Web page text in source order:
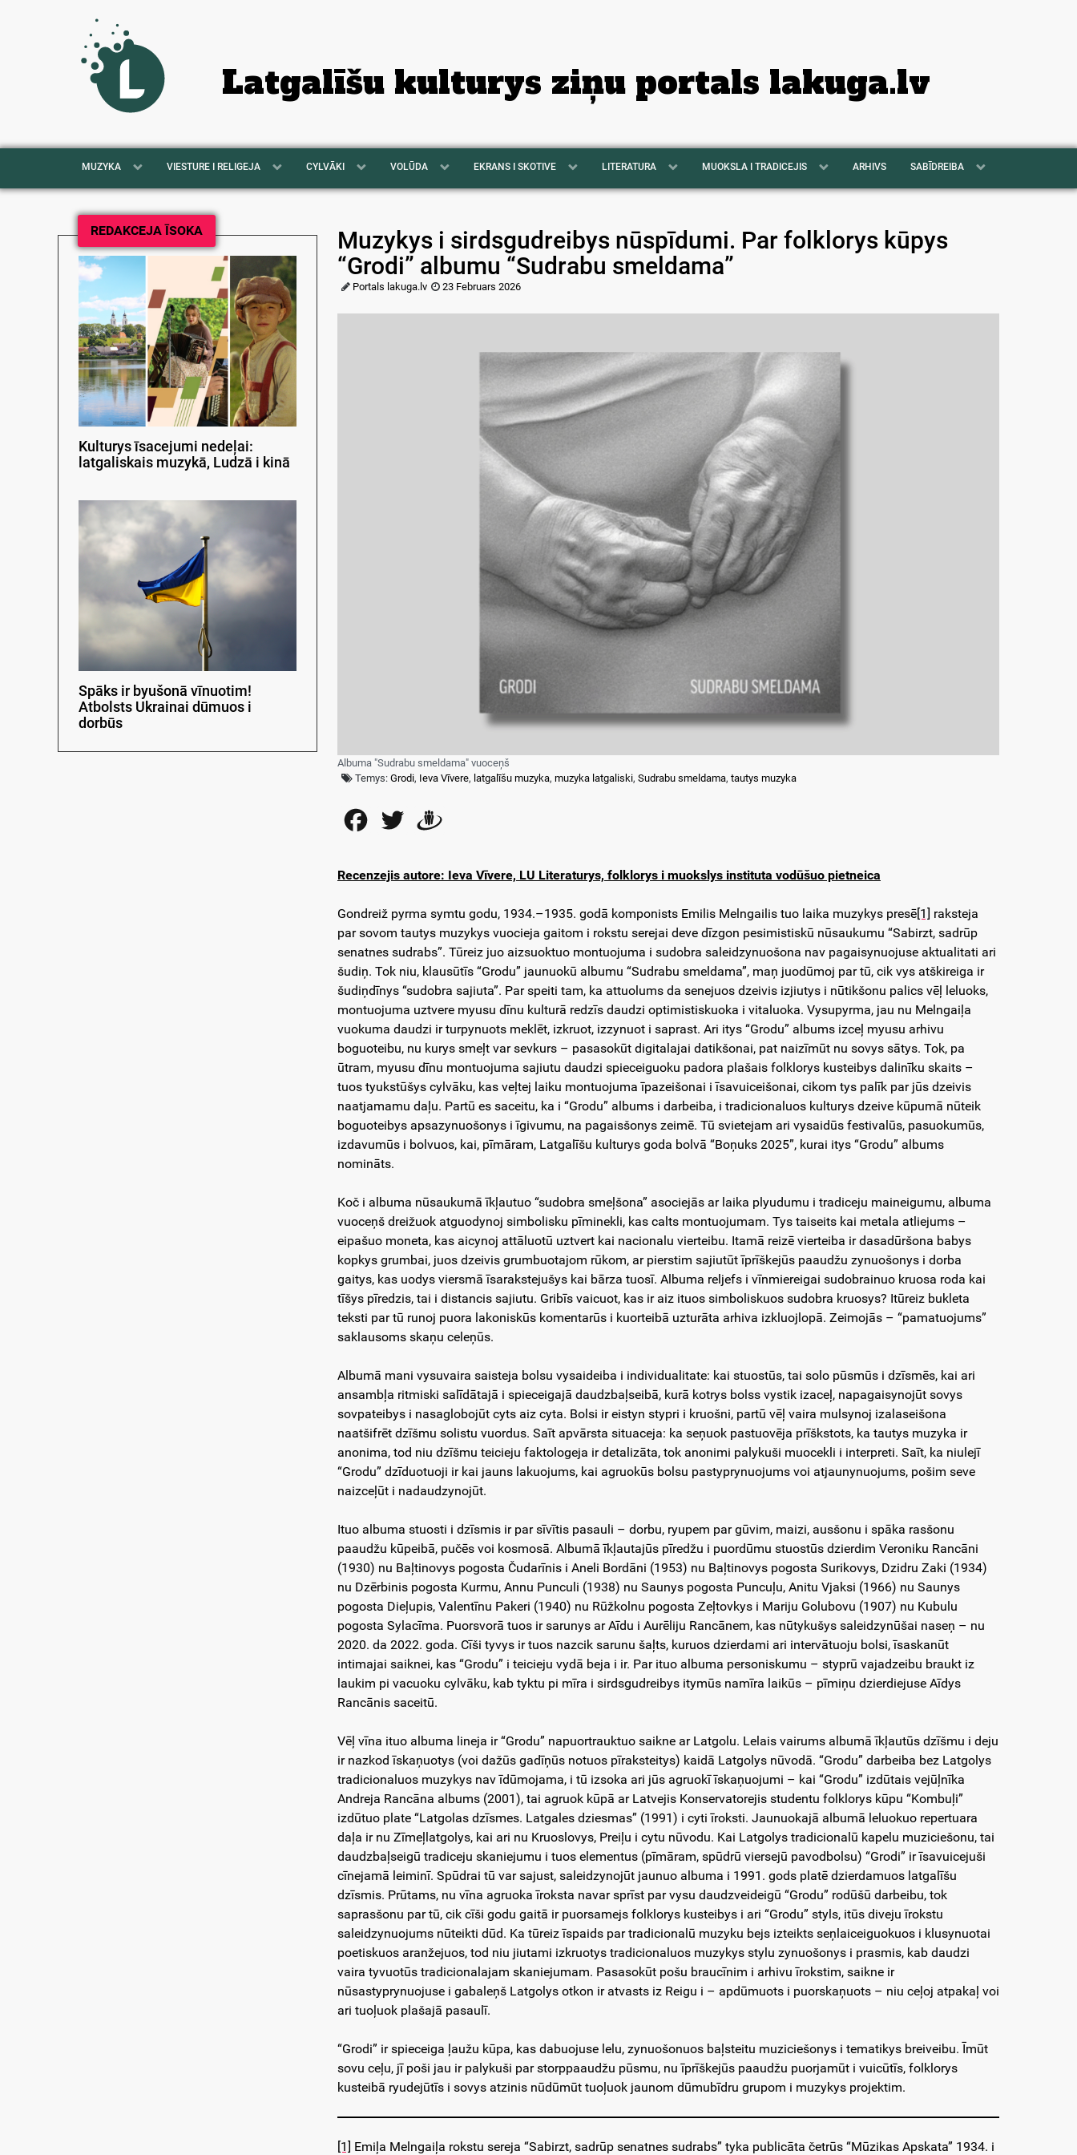
Latgalīšu kulturys ziņu portals lakuga.lv
MUZYKA VIESTURE I RELIGEJA CYLVĀKI VOLŪDA EKRANS I SKOTIVE LITERATURA MUOKSLA I TRADICEJIS ARHIVS SABĪDREIBA
REDAKCEJA ĪSOKA
Kulturys īsacejumi nedeļai:
latgaliskais muzykā, Ludzā i kinā
Spāks ir byušonā vīnuotim!
Atbolsts Ukrainai dūmuos i
dorbūs
Muzykys i sirdsgudreibys nūspīdumi. Par folklorys kūpys
“Grodi” albumu “Sudrabu smeldama”
Portals lakuga.lv 23 Februars 2026
Albuma "Sudrabu smeldama" vuoceņš
Temys: Grodi, Ieva Vīvere, latgalīšu muzyka, muzyka latgaliski, Sudrabu smeldama, tautys muzyka
FacebookTwitter
Recenzejis autore: Ieva Vīvere, LU Literaturys, folklorys i muokslys instituta vodūšuo pietneica
Gondreiž pyrma symtu godu, 1934.–1935. godā komponists Emilis Melngailis tuo laika muzykys presē[1] raksteja
par sovom tautys muzykys vuocieja gaitom i rokstu serejai deve dīzgon pesimistiskū nūsaukumu “Sabirzt, sadrūp
senatnes sudrabs”. Tūreiz juo aizsuoktuo montuojuma i sudobra saleidzynuošona nav pagaisynuojuse aktualitati ari
šudiņ. Tok niu, klausūtīs “Grodu” jaunuokū albumu “Sudrabu smeldama”, maņ juodūmoj par tū, cik vys atškireiga ir
šudiņdīnys “sudobra sajiuta”. Par speiti tam, ka attuolums da senejuos dzeivis izjiutys i nūtikšonu palics vēļ leluoks,
montuojuma uztvere myusu dīnu kulturā redzīs daudzi optimistiskuoka i vitaluoka. Vysupyrma, jau nu Melngaiļa
vuokuma daudzi ir turpynuots meklēt, izkruot, izzynuot i saprast. Ari itys “Grodu” albums izceļ myusu arhivu
boguoteibu, nu kurys smeļt var sevkurs – pasasokūt digitalajai datikšonai, pat naizīmūt nu sovys sātys. Tok, pa
ūtram, myusu dīnu montuojuma sajiutu daudzi spieceiguoku padora plašais folklorys kusteibys dalinīku skaits –
tuos tyukstūšys cylvāku, kas veļtej laiku montuojuma īpazeišonai i īsavuiceišonai, cikom tys palīk par jūs dzeivis
naatjamamu daļu. Partū es saceitu, ka i “Grodu” albums i darbeiba, i tradicionaluos kulturys dzeive kūpumā nūteik
boguoteibys apsazynuošonys i īgivumu, na pagaisšonys zeimē. Tū svietejam ari vysaidūs festivalūs, pasuokumūs,
izdavumūs i bolvuos, kai, pīmāram, Latgalīšu kulturys goda bolvā “Boņuks 2025”, kurai itys “Grodu” albums
nomināts.
Koč i albuma nūsaukumā īkļautuo “sudobra smeļšona” asociejās ar laika plyudumu i tradiceju maineigumu, albuma
vuoceņš dreižuok atguodynoj simbolisku pīminekli, kas calts montuojumam. Tys taiseits kai metala atliejums –
eipašuo moneta, kas aicynoj attāluotū uztvert kai nacionalu vierteibu. Itamā reizē vierteiba ir dasadūršona babys
kopkys grumbai, juos dzeivis grumbuotajom rūkom, ar pierstim sajiutūt īprīškejūs paaudžu zynuošonys i dorba
gaitys, kas uodys viersmā īsarakstejušys kai bārza tuosī. Albuma reljefs i vīnmiereigai sudobrainuo kruosa roda kai
tīšys pīredzis, tai i distancis sajiutu. Gribīs vaicuot, kas ir aiz ituos simboliskuos sudobra kruosys? Itūreiz bukleta
teksti par tū runoj puora lakoniskūs komentarūs i kuorteibā uzturāta arhiva izkluojlopā. Zeimojās – “pamatuojums”
saklausoms skaņu celeņūs.
Albumā mani vysuvaira saisteja bolsu vysaideiba i individualitate: kai stuostūs, tai solo pūsmūs i dzīsmēs, kai ari
ansambļa ritmiski salīdātajā i spieceigajā daudzbaļseibā, kurā kotrys bolss vystik izaceļ, napagaisynojūt sovys
sovpateibys i nasaglobojūt cyts aiz cyta. Bolsi ir eistyn stypri i kruošni, partū vēļ vaira mulsynoj izalaseišona
naatšifrēt dzīšmu solistu vuordus. Saīt apvārsta situaceja: ka seņuok pastuovēja prīškstots, ka tautys muzyka ir
anonima, tod niu dzīšmu teicieju faktologeja ir detalizāta, tok anonimi palykuši muocekli i interpreti. Saīt, ka niulejī
“Grodu” dzīduotuoji ir kai jauns lakuojums, kai agruokūs bolsu pastyprynuojums voi atjaunynuojums, pošim seve
naizceļūt i nadaudzynojūt.
Ituo albuma stuosti i dzīsmis ir par sīvītis pasauli – dorbu, ryupem par gūvim, maizi, ausšonu i spāka rasšonu
paaudžu kūpeibā, pučēs voi kosmosā. Albumā īkļautajūs pīredžu i puordūmu stuostūs dzierdim Veroniku Rancāni
(1930) nu Baļtinovys pogosta Čudarīnis i Aneli Bordāni (1953) nu Baļtinovys pogosta Surikovys, Dzidru Zaki (1934)
nu Dzērbinis pogosta Kurmu, Annu Punculi (1938) nu Saunys pogosta Puncuļu, Anitu Vjaksi (1966) nu Saunys
pogosta Dieļupis, Valentīnu Pakeri (1940) nu Rūžkolnu pogosta Zeļtovkys i Mariju Golubovu (1907) nu Kubulu
pogosta Sylacīma. Puorsvorā tuos ir sarunys ar Aīdu i Aurēliju Rancānem, kas nūtykušys saleidzynūšai naseņ – nu
2020. da 2022. goda. Cīši tyvys ir tuos nazcik sarunu šaļts, kuruos dzierdami ari intervātuoju bolsi, īsaskanūt
intimajai saiknei, kas “Grodu” i teicieju vydā beja i ir. Par ituo albuma personiskumu – styprū vajadzeibu braukt iz
laukim pi vacuoku cylvāku, kab tyktu pi mīra i sirdsgudreibys itymūs namīra laikūs – pīmiņu dzierdiejuse Aīdys
Rancānis saceitū.
Vēļ vīna ituo albuma lineja ir “Grodu” napuortrauktuo saikne ar Latgolu. Lelais vairums albumā īkļautūs dzīšmu i deju
ir nazkod īskaņuotys (voi dažūs gadīņūs notuos pīraksteitys) kaidā Latgolys nūvodā. “Grodu” darbeiba bez Latgolys
tradicionaluos muzykys nav īdūmojama, i tū izsoka ari jūs agruokī īskaņuojumi – kai “Grodu” izdūtais vejūļnīka
Andreja Rancāna albums (2001), tai agruok kūpā ar Latvejis Konservatorejis studentu folklorys kūpu “Kombuļi”
izdūtuo plate “Latgolas dzīsmes. Latgales dziesmas” (1991) i cyti īroksti. Jaunuokajā albumā leluokuo repertuara
daļa ir nu Zīmeļlatgolys, kai ari nu Kruoslovys, Preiļu i cytu nūvodu. Kai Latgolys tradicionalū kapelu muziciešonu, tai
daudzbaļseigū tradiceju skaniejumu i tuos elementus (pīmāram, spūdrū viersejū pavodbolsu) “Grodi” ir īsavuicejuši
cīnejamā leiminī. Spūdrai tū var sajust, saleidzynojūt jaunuo albuma i 1991. gods platē dzierdamuos latgalīšu
dzīsmis. Prūtams, nu vīna agruoka īroksta navar sprīst par vysu daudzveideigū “Grodu” rodūšū darbeibu, tok
saprasšonu par tū, cik cīši godu gaitā ir puorsamejs folklorys kusteibys i ari “Grodu” styls, itūs diveju īrokstu
saleidzynuojums nūteikti dūd. Ka tūreiz īspaids par tradicionalū muzyku bejs izteikts seņlaiceiguokuos i klusynuotai
poetiskuos aranžejuos, tod niu jiutami izkruotys tradicionaluos muzykys stylu zynuošonys i prasmis, kab daudzi
vaira tyvuotūs tradicionalajam skaniejumam. Pasasokūt pošu braucīnim i arhivu īrokstim, saikne ir
nūsastyprynuojuse i gabaleņš Latgolys otkon ir atvasts iz Reigu i – apdūmuots i puorskaņuots – niu ceļoj atpakaļ voi
ari tuoļuok plašajā pasaulī.
“Grodi” ir spieceiga ļaužu kūpa, kas dabuojuse lelu, zynuošonuos baļsteitu muziciešonys i tematikys breiveibu. Īmūt
sovu ceļu, jī poši jau ir palykuši par storppaaudžu pūsmu, nu īprīškejūs paaudžu puorjamūt i vuicūtīs, folklorys
kusteibā ryudejūtīs i sovys atzinis nūdūmūt tuoļuok jaunom dūmubīdru grupom i muzykys projektim.
[1] Emiļa Melngaiļa rokstu sereja “Sabirzt, sadrūp senatnes sudrabs” tyka publicāta četrūs “Mūzikas Apskata” 1934. i